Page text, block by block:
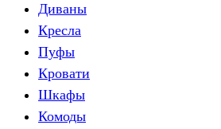
Диваны
Кресла
Пуфы
Кровати
Шкафы
Комоды